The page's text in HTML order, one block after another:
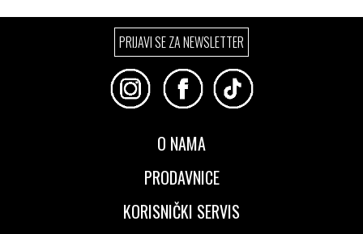
Izaberi željeni broj:
PRIJAVI SE ZA NEWSLETTER
O NAMA
PRODAVNICE
KORISNIČKI SERVIS